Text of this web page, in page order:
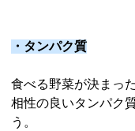
・タンパク質
食べる野菜が決まっ
相性の良いタンパク
う。